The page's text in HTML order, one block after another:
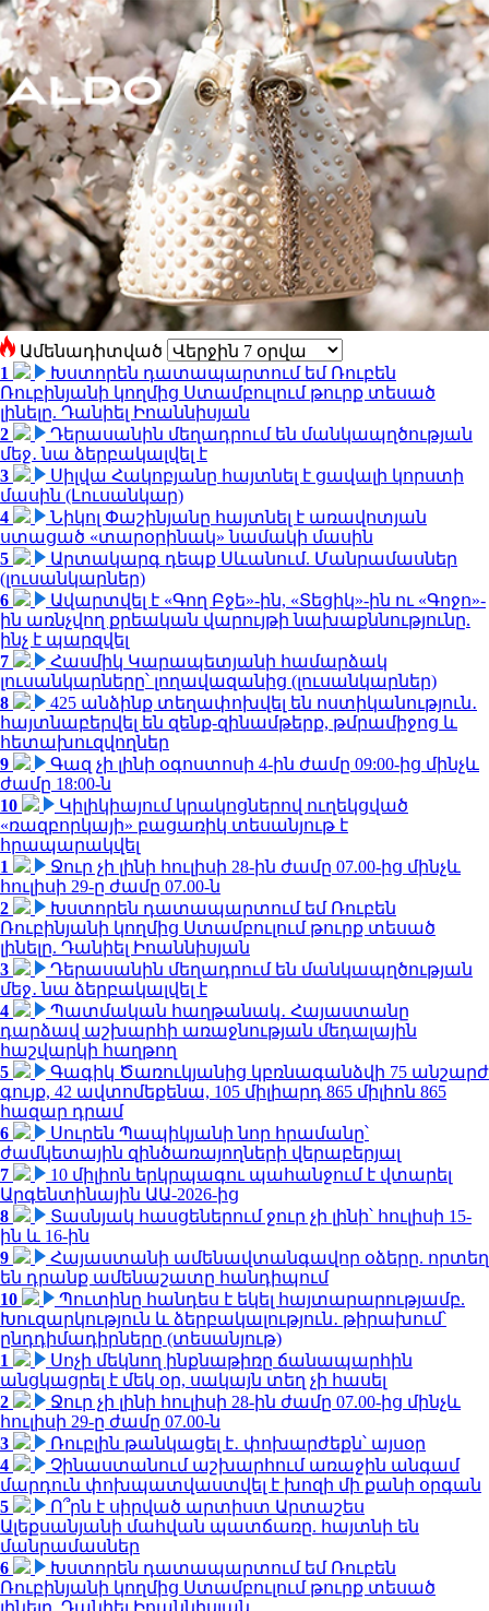
Ամենադիտված
1
Խստորեն դատապարտում եմ Ռուբեն
Ռուբինյանի կողմից Ստամբուլում թուրք տեսած
լինելը. Դանիել Իոաննիսյան
2
Դերասանին մեղադրում են մանկապղծության
մեջ․ նա ձերբակալվել է
3
Սիլվա Հակոբյանը հայտնել է ցավալի կորստի
մասին (Լուսանկար)
4
Նիկոլ Փաշինյանը հայտնել է առավոտյան
ստացած «տարօրինակ» նամակի մասին
5
Արտակարգ դեպք Սևանում. Մանրամասներ
(լուսանկարներ)
6
Ավարտվել է «Գող Բջե»-ին, «Տեցիկ»-ին ու «Գոջո»-
ին առնչվող քրեական վարույթի նախաքննությունը.
ինչ է պարզվել
7
Հասմիկ Կարապետյանի համարձակ
լուսանկարները՝ լողավազանից (լուսանկարներ)
8
425 անձինք տեղափոխվել են ոստիկանություն․
հայտնաբերվել են զենք-զինամթերք, թմրամիջոց և
հետախուզվողներ
9
Գազ չի լինի օգոստոսի 4-ին ժամը 09:00-ից մինչև
ժամը 18:00-ն
10
Կիլիկիայում կրակոցներով ուղեկցված
«ռազբորկայի» բացառիկ տեսանյութ է
հրապարակվել
1
Ջուր չի լինի հուլիսի 28-ին ժամը 07.00-ից մինչև
հուլիսի 29-ը ժամը 07.00-ն
2
Խստորեն դատապարտում եմ Ռուբեն
Ռուբինյանի կողմից Ստամբուլում թուրք տեսած
լինելը. Դանիել Իոաննիսյան
3
Դերասանին մեղադրում են մանկապղծության
մեջ․ նա ձերբակալվել է
4
Պատմական հաղթանակ․ Հայաստանը
դարձավ աշխարհի առաջնության մեդալային
հաշվարկի հաղթող
5
Գագիկ Ծառուկյանից կբռնագանձվի 75 անշարժ
գույք, 42 ավտոմեքենա, 105 միլիարդ 865 միլիոն 865
հազար դրամ
6
Սուրեն Պապիկյանի նոր հրամանը՝
ժամկետային զինծառայողների վերաբերյալ
7
10 միլիոն երկրպագու պահանջում է վտարել
Արգենտինային ԱԱ-2026-ից
8
Տասնյակ հասցեներում ջուր չի լինի՝ հուլիսի 15-
ին և 16-ին
9
Հայաստանի ամենավտանգավոր օձերը. որտեղ
են դրանք ամենաշատը հանդիպում
10
Պուտինը հանդես է եկել հայտարարությամբ.
Խուզարկություն և ձերբակալություն․ թիրախում՝
ընդդիմադիրները (տեսանյութ)
1
Սոչի մեկնող ինքնաթիռը ճանապարհին
անցկացրել է մեկ օր, սակայն տեղ չի հասել
2
Ջուր չի լինի հուլիսի 28-ին ժամը 07.00-ից մինչև
հուլիսի 29-ը ժամը 07.00-ն
3
Ռուբլին թանկացել է․ փոխարժեքն՝ այսօր
4
Չինաստանում աշխարհում առաջին անգամ
մարդուն փոխպատվաստվել է խոզի մի քանի օրգան
5
Ո՞րն է սիրված արտիստ Արտաշես
Ալեքսանյանի մահվան պատճառը. հայտնի են
մանրամասներ
6
Խստորեն դատապարտում եմ Ռուբեն
Ռուբինյանի կողմից Ստամբուլում թուրք տեսած
լինելը. Դանիել Իոաննիսյան